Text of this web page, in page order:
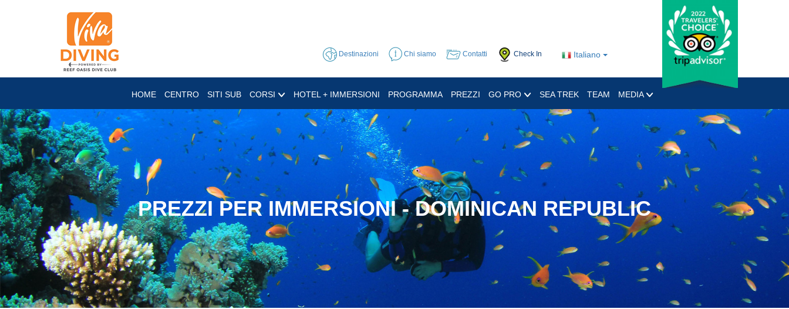
Italiano
Destinazioni Chi siamo Contatti Check In
HOME CENTRO SITI SUB CORSI HOTEL + IMMERSIONI PROGRAMMA PREZZI GO PRO SEA TREK TEAM MEDIA
PREZZI PER IMMERSIONI - DOMINICAN REPUBLIC